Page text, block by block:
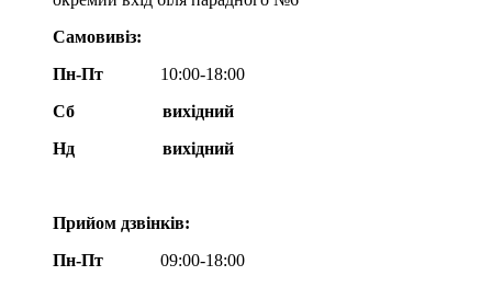
Самовивіз:
Пн-Пт
10:00-18:00
Сб
вихідний
Нд
вихідний
Прийом дзвінків:
Пн-Пт
09:00-18:00